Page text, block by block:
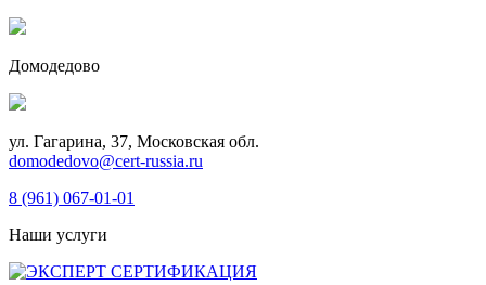
Домодедово
ул. Гагарина, 37, Московская обл.
domodedovo@cert-russia.ru
8 (961) 067-01-01
Наши услуги